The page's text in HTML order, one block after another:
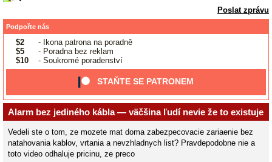
Poslat zprávu
Podpořte nás
$2
- Ikona patrona na poradně
$5
- Poradna bez reklam
$10
- Soukromé poradenství
STAŇTE SE PATRONEM
Alarm bez jediného kábla — väčšina ľudí nevie že to existuje
Vedeli ste o tom, ze mozete mat doma zabezpecovacie zariaenie bez
natahovania kablov, vrtania a nevzhladnych list? Pravdepodobne nie a
toto video odhaluje pricinu, ze preco